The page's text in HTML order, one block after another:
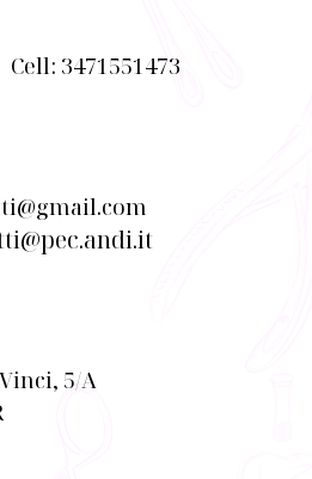
Cell: 3471551473
5/A